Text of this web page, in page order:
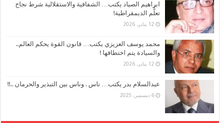
ابراهيم الصياد يكتب… الشفافية والاستقلالية شرط نجاح
تعلُّم الديمقراطية!
12 يناير، 2026
محمد يوسف العزيزي يكتب… قانون القوة يحكم العالم..
والسيادة يتم اختطافها !
12 يناير، 2026
عبدالسلام بدر يكتب… ناس . وناس بين التبذير والحرمان ..!!
6 ديسمبر، 2025